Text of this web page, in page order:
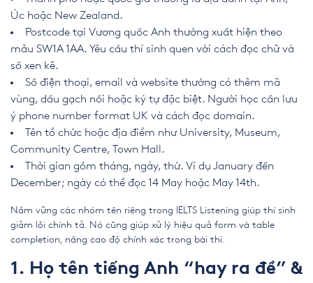
Úc hoặc New Zealand.
Postcode tại Vương quốc Anh thường xuất hiện theo
mẫu SW1A 1AA. Yêu cầu thí sinh quen với cách đọc chữ và
số xen kẽ.
Số điện thoại, email và website thường có thêm mã
vùng, dấu gạch nối hoặc ký tự đặc biệt. Người học cần lưu
ý phone number format UK và cách đọc domain.
Tên tổ chức hoặc địa điểm như University, Museum,
Community Centre, Town Hall.
Thời gian gồm tháng, ngày, thứ. Ví dụ January đến
December; ngày có thể đọc 14 May hoặc May 14th.
Nắm vững các nhóm tên riêng trong IELTS Listening giúp thí sinh
giảm lỗi chính tả. Nó cũng giúp xử lý hiệu quả form và table
completion, nâng cao độ chính xác trong bài thi.
1. Họ tên tiếng Anh “hay ra đề” &